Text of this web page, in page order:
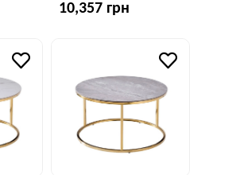
10,357 грн